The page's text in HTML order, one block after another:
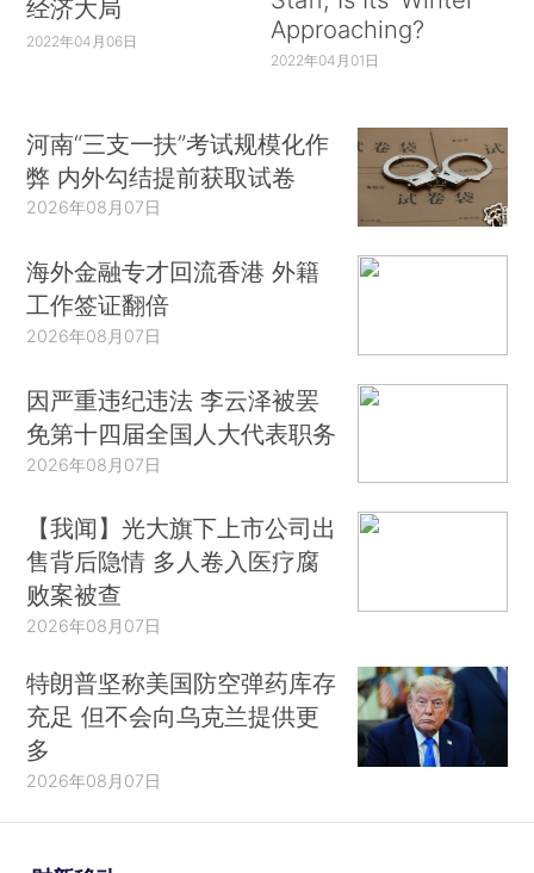
经济大局
2022年04月06日
Approaching?
2022年04月01日
河南“三支一扶”考试规模化作
弊 内外勾结提前获取试卷
2026年08月07日
海外金融专才回流香港 外籍
工作签证翻倍
2026年08月07日
因严重违纪违法 李云泽被罢
免第十四届全国人大代表职务
2026年08月07日
【我闻】光大旗下上市公司出
售背后隐情 多人卷入医疗腐
败案被查
2026年08月07日
特朗普坚称美国防空弹药库存
充足 但不会向乌克兰提供更
多
2026年08月07日